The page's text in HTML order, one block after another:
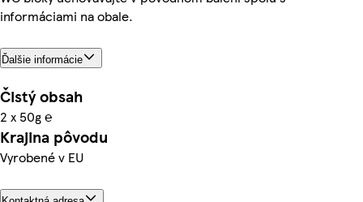
informáciami na obale.
Ďalšie informácie
Čistý obsah
2 x 50g ℮
Krajina pôvodu
Vyrobené v EU